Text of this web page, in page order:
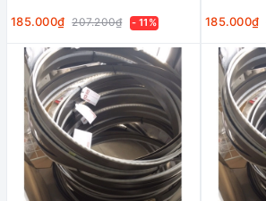
185.000₫ 207.200₫ - 11% 185.000₫